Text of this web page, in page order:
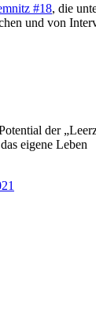
#18, die
und von
der
eigene Leben